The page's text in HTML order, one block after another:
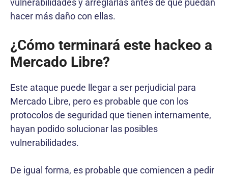
vulnerabilidades y arreglarlas antes de que puedan
hacer más daño con ellas.
¿Cómo terminará este hackeo a
Mercado Libre?
Este ataque puede llegar a ser perjudicial para
Mercado Libre, pero es probable que con los
protocolos de seguridad que tienen internamente,
hayan podido solucionar las posibles
vulnerabilidades.
De igual forma, es probable que comiencen a pedir